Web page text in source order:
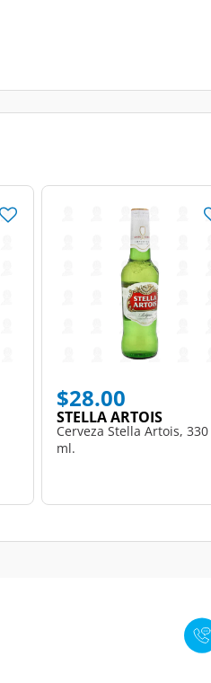
$28.00
STELLA ARTOIS
Cerveza Stella Artois, 330
ml.